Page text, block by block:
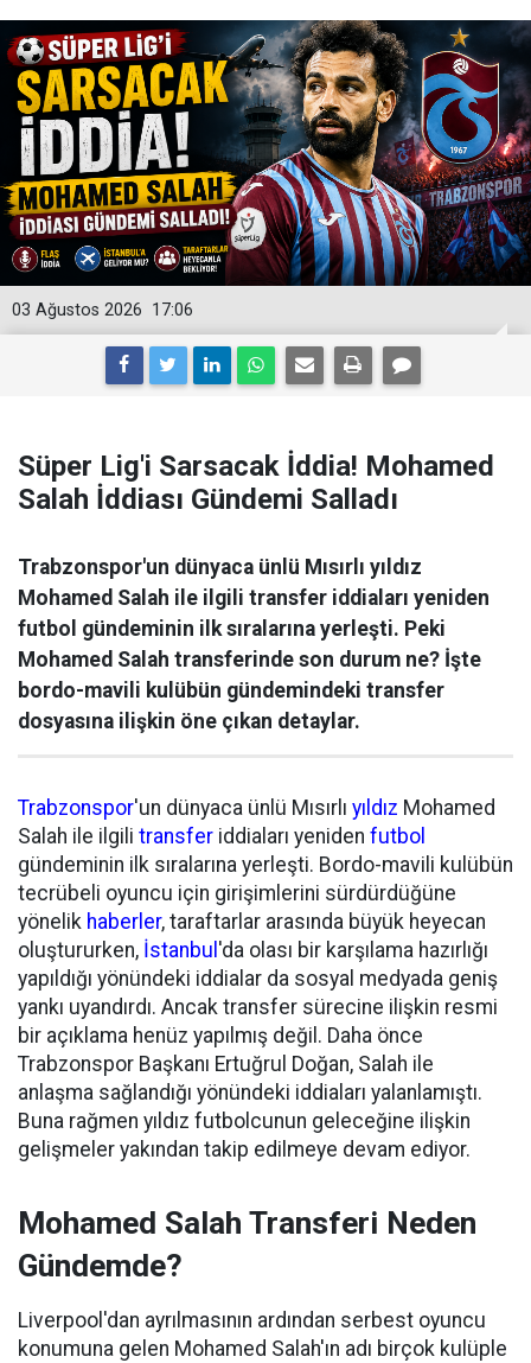
17:06
03 Ağustos 2026
Süper Lig'i Sarsacak İddia! Mohamed
Salah İddiası Gündemi Salladı
Trabzonspor'un dünyaca ünlü Mısırlı yıldız
Mohamed Salah ile ilgili transfer iddiaları yeniden
futbol gündeminin ilk sıralarına yerleşti. Peki
Mohamed Salah transferinde son durum ne? İşte
bordo-mavili kulübün gündemindeki transfer
dosyasına ilişkin öne çıkan detaylar.
Trabzonspor'un dünyaca ünlü Mısırlı yıldız Mohamed
Salah ile ilgili transfer iddiaları yeniden futbol
gündeminin ilk sıralarına yerleşti. Bordo-mavili kulübün
tecrübeli oyuncu için girişimlerini sürdürdüğüne
yönelik haberler, taraftarlar arasında büyük heyecan
oluştururken, İstanbul 'da olası bir karşılama hazırlığı
yapıldığı yönündeki iddialar da sosyal medyada geniş
yankı uyandırdı. Ancak transfer sürecine ilişkin resmi
bir açıklama henüz yapılmış değil. Daha önce
Trabzonspor Başkanı Ertuğrul Doğan, Salah ile
anlaşma sağlandığı yönündeki iddiaları yalanlamıştı.
Buna rağmen yıldız futbolcunun geleceğine ilişkin
gelişmeler yakından takip edilmeye devam ediyor.
Mohamed Salah Transferi Neden
Gündemde?
Liverpool'dan ayrılmasının ardından serbest oyuncu
konumuna gelen Mohamed Salah'ın adı birçok kulüple